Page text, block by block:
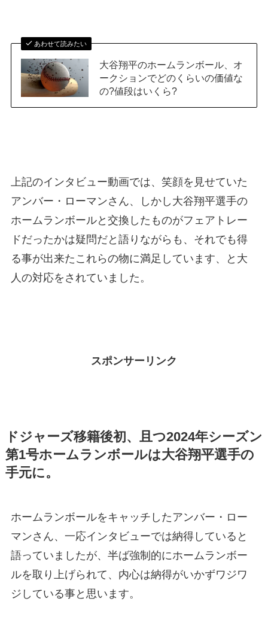
あわせて読みたい
大谷翔平のホームランボール、オ
ークションでどのくらいの価値な
の?値段はいくら?
上記のインタビュー動画では、笑顔を見せていた
アンバー・ローマンさん、しかし大谷翔平選手の
ホームランボールと交換したものがフェアトレー
ドだったかは疑問だと語りながらも、それでも得
る事が出来たこれらの物に満足しています、と大
人の対応をされていました。
スポンサーリンク
ドジャーズ移籍後初、且つ2024年シーズン
第1号ホームランボールは大谷翔平選手の
手元に。
ホームランボールをキャッチしたアンバー・ロー
マンさん、一応インタビューでは納得していると
語っていましたが、半ば強制的にホームランボー
ルを取り上げられて、内心は納得がいかずワジワ
ジしている事と思います。